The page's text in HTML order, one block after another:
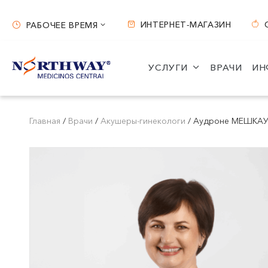
Рабочее время
Вильнюс
ул. S. Žukausko 19
Часы работы:
Каунас
ул. Miško 25A
Часы работы:
VII --
РАБОЧЕЕ ВРЕМЯ ИНТЕРНЕТ-МАГАЗИН
УСЛУГИ ВРАЧИ
Главная / Врачи / Акушеры-гинекологи / Аудроне